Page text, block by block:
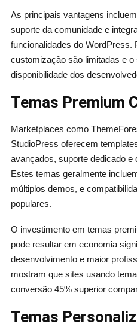
As principais vantagens
suporte da comunidade e
funcionalidades do WordPress.
customização são limitadas e
disponibilidade dos
Temas Premium
Marketplaces como
StudioPress oferecem
avançados, suporte dedicado e
Estes temas geralmente
múltiplos demos, e
populares.
O investimento em temas
pode resultar em economia
desenvolvimento e maior
mostram que sites usando
conversão 45% superior
Temas